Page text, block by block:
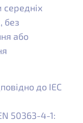
середніх
без
або
до IEC
50363-4-1: